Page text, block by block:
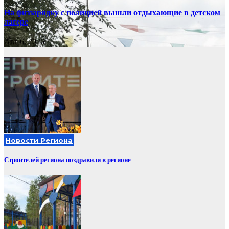
На физзарядку с полицией вышли отдыхающие в детском
лагере
Авг 6, 2026
Новости Региона
Строителей региона поздравили в регионе